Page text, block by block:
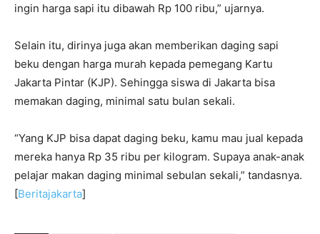
ingin harga sapi itu dibawah Rp 100 ribu,” ujarnya.
Selain itu, dirinya juga akan memberikan daging sapi
beku dengan harga murah kepada pemegang Kartu
Jakarta Pintar (KJP). Sehingga siswa di Jakarta bisa
memakan daging, minimal satu bulan sekali.
“Yang KJP bisa dapat daging beku, kamu mau jual kepada
mereka hanya Rp 35 ribu per kilogram. Supaya anak-anak
pelajar makan daging minimal sebulan sekali,” tandasnya.
[Beritajakarta]